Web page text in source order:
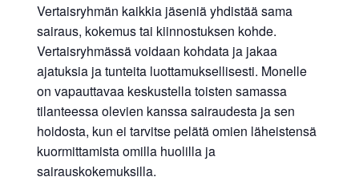
allergiat.
Hengitys
Vertaisryhmän kaikkia jäseniä yhdistää sama
sairaus, kokemus tai kiinnostuksen kohde.
Vertaisryhmässä voidaan kohdata ja jakaa
ajatuksia ja tunteita luottamuksellisesti. Monelle
on vapauttavaa keskustella toisten samassa
tilanteessa olevien kanssa sairaudesta ja sen
hoidosta, kun ei tarvitse pelätä omien läheistensä
kuormittamista omilla huolilla ja
sairauskokemuksilla.